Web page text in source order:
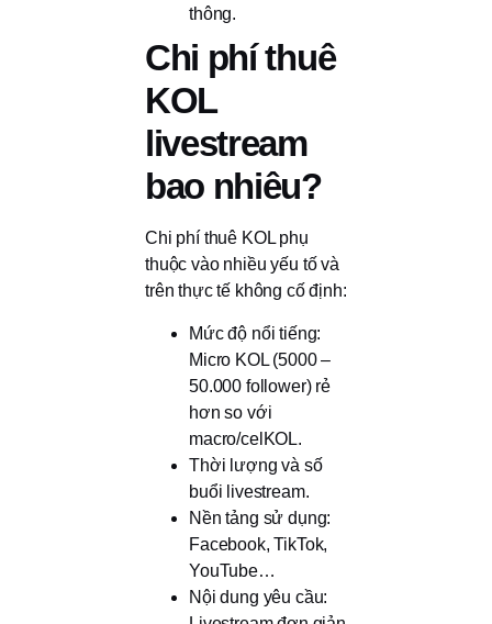
thông.
Chi phí thuê
KOL
livestream
bao nhiêu?
Chi phí thuê KOL phụ
thuộc vào nhiều yếu tố và
trên thực tế không cố định:
Mức độ nổi tiếng:
Micro KOL (5000 –
50.000 follower) rẻ
hơn so với
macro/celKOL.
Thời lượng và số
buổi livestream.
Nền tảng sử dụng:
Facebook, TikTok,
YouTube…
Nội dung yêu cầu: